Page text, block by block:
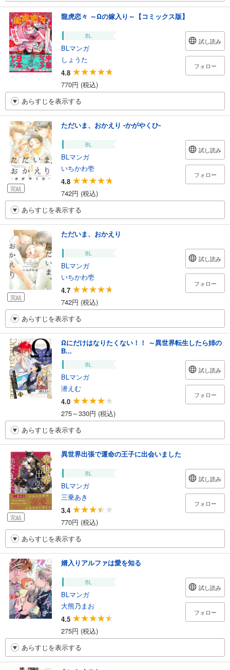
龍虎恋々 ～Ωの嫁入り～【コミックス版】
BL
BLマンガ
しょうた
4.8
770円 (税込)
試し読み
フォロー
あらすじを表示する
完結
ただいま、おかえり -かがやくひ-
BL
BLマンガ
いちかわ壱
4.8
742円 (税込)
試し読み
フォロー
あらすじを表示する
完結
ただいま、おかえり
BL
BLマンガ
いちかわ壱
4.7
742円 (税込)
試し読み
フォロー
あらすじを表示する
Ωにだけはなりたくない！！ ～異世界転生したら姉の
B...
BL
BLマンガ
潜えむ
4.0
275～330円 (税込)
試し読み
フォロー
あらすじを表示する
完結
異世界出張で運命の王子に出会いました
BL
BLマンガ
三乗あき
3.4
770円 (税込)
試し読み
フォロー
あらすじを表示する
婿入りアルファは愛を知る
BL
BLマンガ
大熊乃まお
4.5
275円 (税込)
試し読み
フォロー
あらすじを表示する